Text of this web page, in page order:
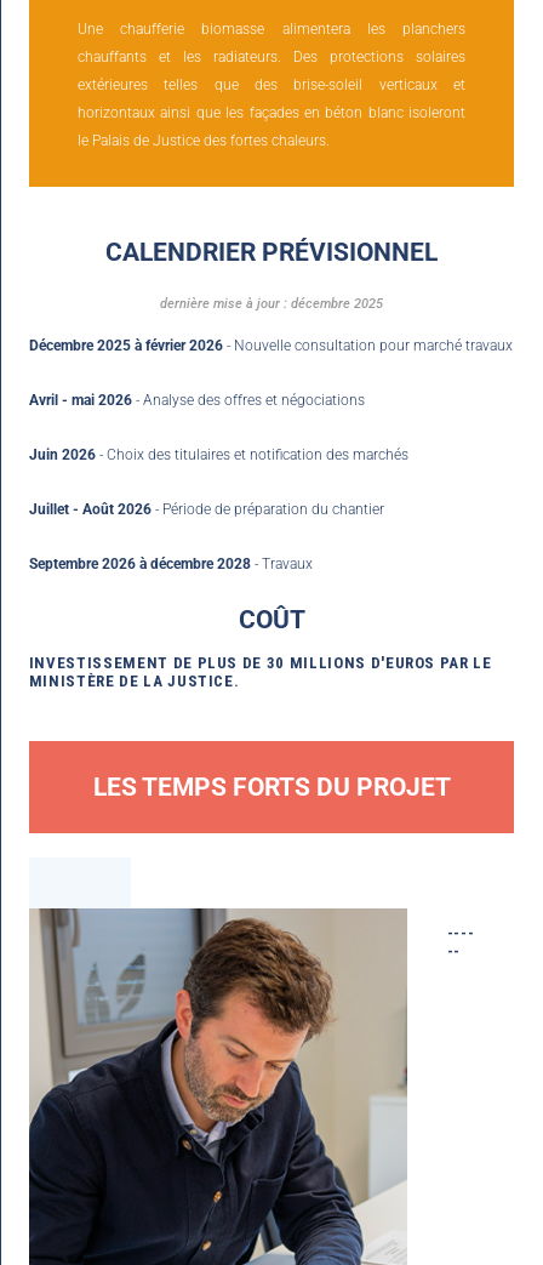
Une chaufferie biomasse alimentera les planchers
chauffants et les radiateurs. Des protections solaires
extérieures telles que des brise-soleil verticaux et
horizontaux ainsi que les façades en béton blanc isoleront
le Palais de Justice des fortes chaleurs.
CALENDRIER PRÉVISIONNEL
dernière mise à jour : décembre 2025
Décembre 2025 à février 2026- Nouvelle consultation pour marché travaux
Avril - mai 2026- Analyse des offres et négociations
Juin 2026- Choix des titulaires et notification des marchés
Juillet - Août 2026- Période de préparation du chantier
Septembre 2026 à décembre 2028- Travaux
COÛT
INVESTISSEMENT DE PLUS DE 30 MILLIONS D'EUROS PAR LE
MINISTÈRE DE LA JUSTICE.
LES TEMPS FORTS DU PROJET
----
--